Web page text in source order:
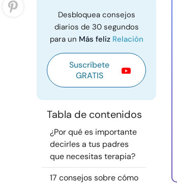
Desbloquea consejos
diarios de 30 segundos
para un Más feliz Relación
Suscríbete
GRATIS
Tabla de contenidos
¿Por qué es importante
decirles a tus padres
que necesitas terapia?
17 consejos sobre cómo